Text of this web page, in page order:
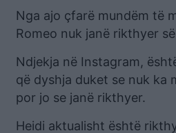
Nga ajo çfarë mundëm të
Romeo nuk janë rikthyer
Ndjekja në Instagram,
që dyshja duket se nuk ka
por jo se janë rikthyer.
Heidi aktualisht është